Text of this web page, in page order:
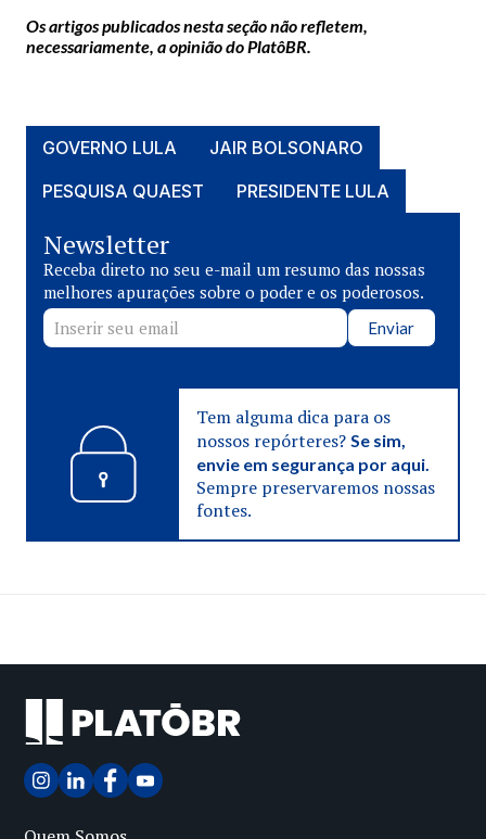
Os artigos publicados nesta seção não refletem,
necessariamente, a opinião do PlatôBR.
GOVERNO LULA
JAIR BOLSONARO
PESQUISA QUAEST
PRESIDENTE LULA
Newsletter
Receba direto no seu e-mail um resumo das nossas
melhores apurações sobre o poder e os poderosos.
Enviar
Tem alguma dica para os
nossos repórteres? Se sim,
envie em segurança por aqui.
Sempre preservaremos nossas
fontes.